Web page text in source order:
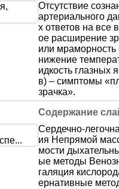
Отсутствие
артериального
х ответов на все
ое расширение
или мраморность
нижение
идкость глазных
в) – симптомы
зрачка».
Сердечно-
ия Непрямой
мости
ые методы
галяция
ернативные